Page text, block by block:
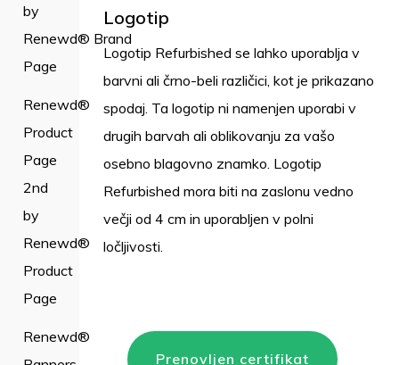
by
Renewd® Brand
Page
Renewd®
Product
Page
2nd
by
Renewd®
Product
Page
Renewd®
Logotip
Logotip Refurbished se lahko uporablja v
barvni ali črno-beli različici, kot je prikazano
spodaj. Ta logotip ni namenjen uporabi v
drugih barvah ali oblikovanju za vašo
osebno blagovno znamko. Logotip
Refurbished mora biti na zaslonu vedno
večji od 4 cm in uporabljen v polni
ločljivosti.
Prenovljen certifikat